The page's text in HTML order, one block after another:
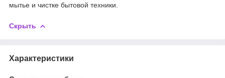
мытье и чистке бытовой техники.
Скрыть
Характеристики